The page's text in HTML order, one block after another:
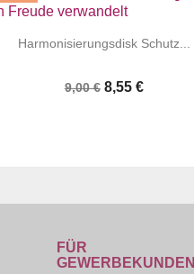
 | 
Harmonisierungsdisk Schutz...
9,00 € 8,55 €
FÜR
GEWERBEKUNDEN